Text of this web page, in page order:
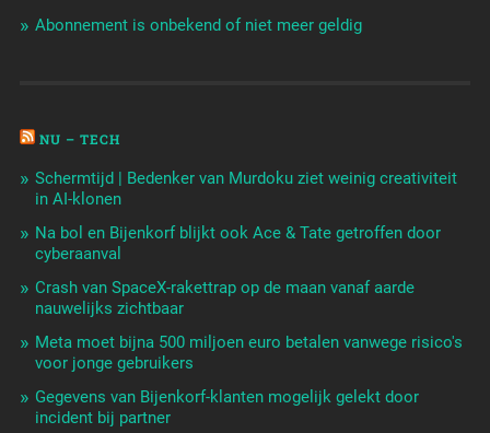
Abonnement is onbekend of niet meer geldig
NU – TECH
Schermtijd | Bedenker van Murdoku ziet weinig creativiteit
in AI-klonen
Na bol en Bijenkorf blijkt ook Ace & Tate getroffen door
cyberaanval
Crash van SpaceX-rakettrap op de maan vanaf aarde
nauwelijks zichtbaar
Meta moet bijna 500 miljoen euro betalen vanwege risico's
voor jonge gebruikers
Gegevens van Bijenkorf-klanten mogelijk gelekt door
incident bij partner